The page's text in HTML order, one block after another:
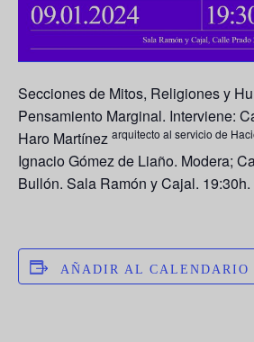
Secciones de Mitos, Religiones y
Pensamiento Marginal. Interviene:
Haro Martínez arquitecto al servicio de
Ignacio Gómez de Liaño. Modera;
Bullón. Sala Ramón y Cajal. 19:30h.
AÑADIR AL CALENDARIO